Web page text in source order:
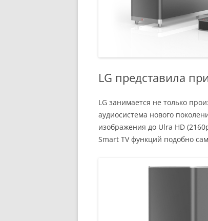
LG представила
LG занимается не только
аудиосистема нового
изображения до Ulra HD
Smart TV функций подобно